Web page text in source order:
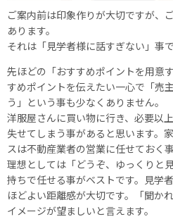
ご案内前は印象作りが大切ですが、
あります。
それは「見学者様に話すぎない」事で
先ほどの「おすすめポイントを用意
すめポイントを伝えたい⼀心で「売
う」という事も少なくありません。
洋服屋さんに買い物に行き、必要以
失せてしまう事があると思います。
スは不動産業者の営業に任せておく
理想としては「どうぞ、ゆっくりと
持ちで任せる事がベストです。見学
ほどよい距離感が大切です。「聞か
イメージが望ましいと言えます。